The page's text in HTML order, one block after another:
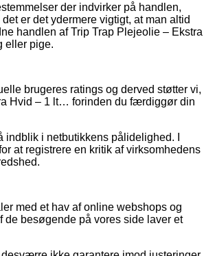
der indvirker på handlen,
er det ydermere vigtigt, at man altid
handlen af Trip Trap Plejeolie – Ekstra
eller pige.
brugeres ratings og derved støtter vi,
Hvid – 1 lt… forinden du færdiggør din
i netbutikkens pålidelighed. I
at registrere en kritik af virksomhedens
med et hav af online webshops og
besøgende på vores side laver et